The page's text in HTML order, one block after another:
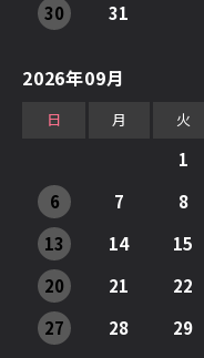
30
31
2026年09月
日 月 火
1
6
7 8
13
14 15
20
21 22
27
28 29